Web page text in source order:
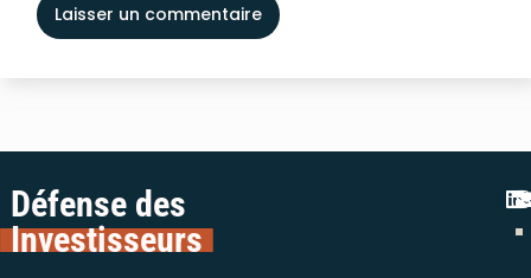
Défense des
Investisseurs